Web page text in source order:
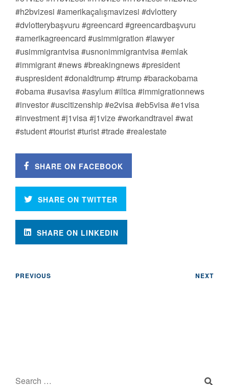
#h2bvizesi #amerikaçalışmavizesi #dvlottery
#dvlotterybaşvuru #greencard #greencardbaşvuru
#amerikagreencard #usimmigration #lawyer
#usimmigrantvisa #usnonimmigrantvisa #emlak
#immigrant #news #breakingnews #president
#uspresident #donaldtrump #trump #barackobama
#obama #usavisa #asylum #iltica #immigrationnews
#investor #uscitizenship #e2visa #eb5visa #e1visa
#investment #j1visa #j1vize #workandtravel #wat
#student #tourist #turist #trade #realestate
SHARE ON FACEBOOK
SHARE ON TWITTER
SHARE ON LINKEDIN
PREVIOUS NEXT